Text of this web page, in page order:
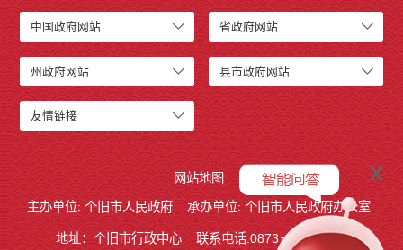
中国政府网站 省政府网站
州政府网站 县市政府网站
友情链接
网站地图
主办单位: 个旧市人民政府
承办单位: 个旧市人民政府办公室
地址：个旧市行政中心 联系电话:0873－2123215
x